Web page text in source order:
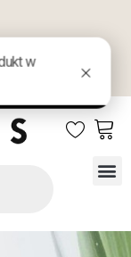
KONTAKT